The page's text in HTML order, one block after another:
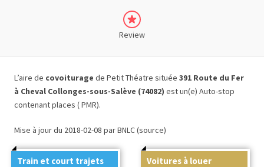
Review
L’aire de covoiturage de Petit Théatre située 391 Route du Fer
à Cheval Collonges-sous-Salève (74082) est un(e) Auto-stop
contenant places ( PMR).
Mise à jour du 2018-02-08 par BNLC (source)
Train et court trajets Voitures à louer